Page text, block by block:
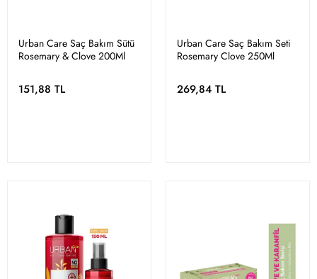
Urban Care Saç Bakım Sütü
Rosemary & Clove 200Ml
151,88 TL
Urban Care Saç Bakım Seti
Rosemary Clove 250Ml
269,84 TL